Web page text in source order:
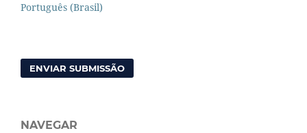
Português (Brasil)
ENVIAR SUBMISSÃO
NAVEGAR